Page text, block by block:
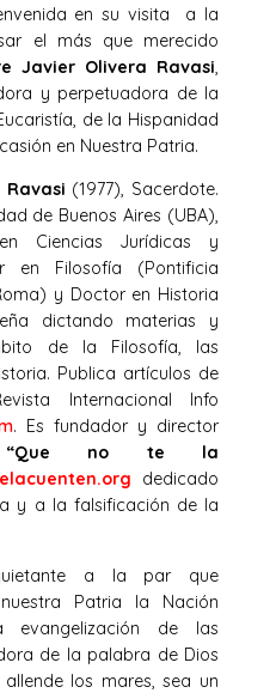
en su visita a la
el más que merecido
Javier Olivera Ravasi,
y perpetuadora de la
de la Hispanidad
en Nuestra Patria.
(1977), Sacerdote.
de Buenos Aires (UBA),
Ciencias Jurídicas y
en Filosofía (Pontificia
y Doctor en Historia
dictando materias y
de la Filosofía, las
Publica artículos de
Internacional Info
. Es fundador y director
“Que no te la
dedicado
y a la falsificación de la
a la par que
Patria la Nación
evangelización de las
de la palabra de Dios
los mares, sea un